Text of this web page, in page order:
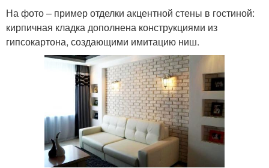
На фото – пример отделки акцентной стены в гостиной:
кирпичная кладка дополнена конструкциями из
гипсокартона, создающими имитацию ниш.